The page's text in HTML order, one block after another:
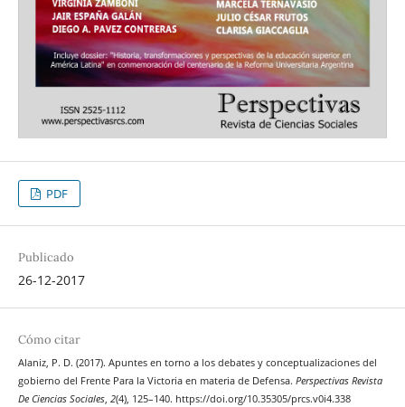
PDF
Publicado
26-12-2017
Cómo citar
Alaniz, P. D. (2017). Apuntes en torno a los debates y conceptualizaciones del
gobierno del Frente Para la Victoria en materia de Defensa. Perspectivas Revista
De Ciencias Sociales, 2(4), 125–140. https://doi.org/10.35305/prcs.v0i4.338